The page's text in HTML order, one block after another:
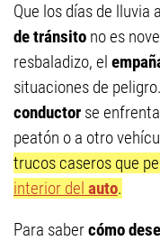
Que los días de lluvia
de tránsito no es
resbaladizo, el
situaciones de
conductor se
peatón o a otro
trucos caseros que
interior del auto.
Para sabercómo